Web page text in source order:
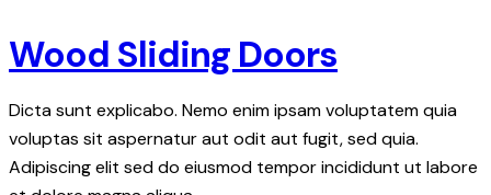
Wood Sliding Doors
Dicta sunt explicabo. Nemo enim ipsam voluptatem quia
voluptas sit aspernatur aut odit aut fugit, sed quia.
Adipiscing elit sed do eiusmod tempor incididunt ut labore